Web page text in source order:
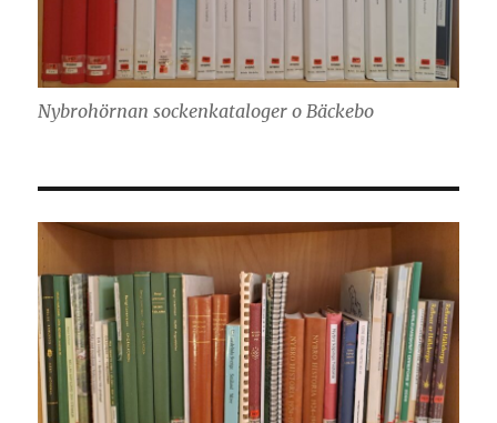
Nybrohörnan sockenkataloger o Bäckebo